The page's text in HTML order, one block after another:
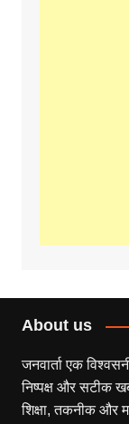
About us
जनवार्ता एक
निष्पक्ष और सटीक
शिक्षा, तकनीक और